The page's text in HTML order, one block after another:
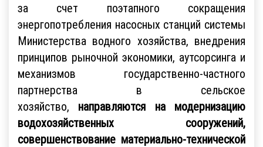
за счет поэтапного сокращения
энергопотребления насосных станций системы
Министерства водного хозяйства, внедрения
принципов рыночной экономики, аутсорсинга и
механизмов государственно-частного
партнерства в сельское
хозяйство, направляются на модернизацию
водохозяйственных сооружений,
совершенствование материально-технической